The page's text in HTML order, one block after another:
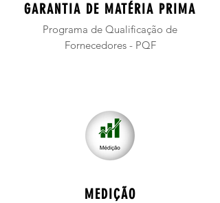
GARANTIA DE MATÉRIA PRIMA
Programa de Qualificação de
Fornecedores - PQF
MEDIÇÃO